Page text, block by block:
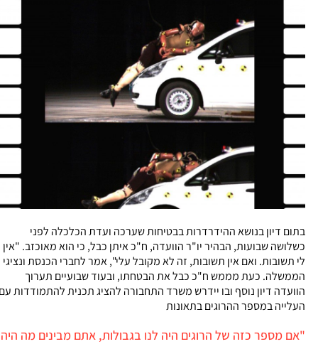
בתום דיון בנושא ההידרדרות בבטיחות שערכה ועדת הכלכלה לפני
כשלושה שבועות, הבהיר יו"ר הוועדה, ח"כ איתן כבל, כי הוא מאוכזב. "אין
לי תשובות. ואם אין תשובות, זה לא מקובל עלי", אמר לחברי הכנסת ונציגי
הממשלה. כעת מממש ח"כ כבל את הבטחתו, ובעוד שבועיים תערוך
הוועדה דיון נוסף ובו יידרש משרד התחבורה להציג תכנית להתמודדות עם
העלייה במספר ההרוגים בתאונות
"אם מספר כזה של הרוגים היה לנו בגבולות, אתם מבינים מה היה